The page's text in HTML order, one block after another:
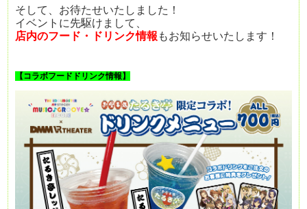
そして、お待たせいたしました！
イベントに先駆けまして、
店内のフード・ドリンク情報 もお知らせいたします！
【コラボフードドリンク情報】